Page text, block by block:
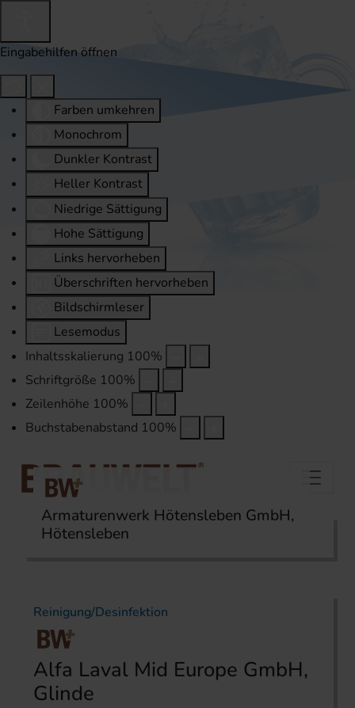
Eingabehilfen öffnen
Farben umkehren
Monochrom
Dunkler Kontrast
Heller Kontrast
Niedrige Sättigung
Hohe Sättigung
Links hervorheben
Überschriften hervorheben
Bildschirmleser
Lesemodus
Inhaltsskalierung 100%
Schriftgröße 100%
Zeilenhöhe 100%
Buchstabenabstand 100%
Startseite Themen
Armaturenwerk Hötensleben GmbH,
Hötensleben
Reinigung/Desinfektion
Alfa Laval Mid Europe GmbH,
Glinde